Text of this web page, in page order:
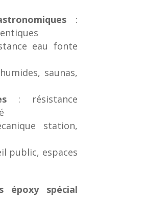
:
eau fonte
saunas,
: résistance
station,
public, espaces
époxy spécial